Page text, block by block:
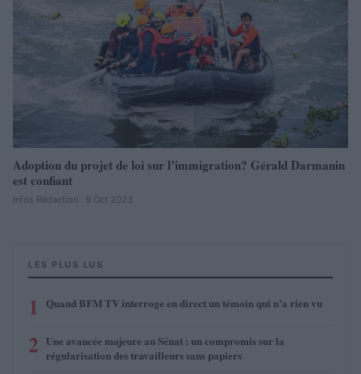
Adoption du projet de loi sur l’immigration? Gérald Darmanin
est confiant
Infos Rédaction · 9 Oct 2023
LES PLUS LUS
1 Quand BFM TV interroge en direct un témoin qui n’a rien vu
2 Une avancée majeure au Sénat : un compromis sur la
régularisation des travailleurs sans papiers